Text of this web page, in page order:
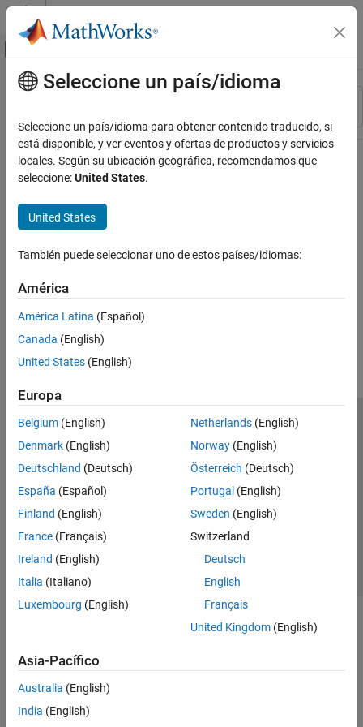
Saltar al contenido
Mostrar/ocultar menú de navegación
Recurso
Contenido principal
Seleccione un país/idioma
Seleccione un país/idioma para obtener contenido traducido, si
está disponible, y ver eventos y ofertas de productos y servicios
locales. Según su ubicación geográfica, recomendamos que
seleccione:United States.
United States
También puede seleccionar uno de estos países/idiomas:
América
América Latina (Español)
Canada (English)
United States (English)
Europa
Belgium (English)
Denmark (English)
Deutschland (Deutsch)
España (Español)
Finland (English)
France (Français)
Ireland (English)
Italia (Italiano)
Luxembourg (English)
Netherlands(English)
Norway(English)
Österreich (Deutsch)
Portugal (English)
Sweden (English)
Switzerland
Deutsch
English
Français
United Kingdom(English)
Asia-Pacífico
Australia (English)
India (English)
Centro de confianza
Marcas comerciales
Política de privacidad
Antipiratería
Estado de las aplicaciones
Información de contacto
© 1994-2026 The MathWorks, Inc.